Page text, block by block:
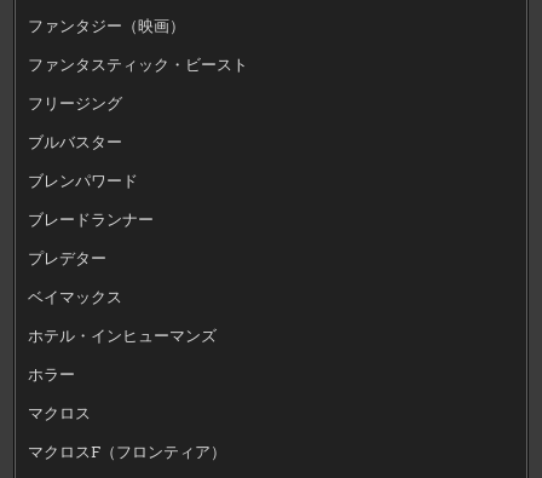
ファンタジー（映画）
ファンタスティック・ビースト
フリージング
ブルバスター
ブレンパワード
ブレードランナー
プレデター
ベイマックス
ホテル・インヒューマンズ
ホラー
マクロス
マクロスF（フロンティア）